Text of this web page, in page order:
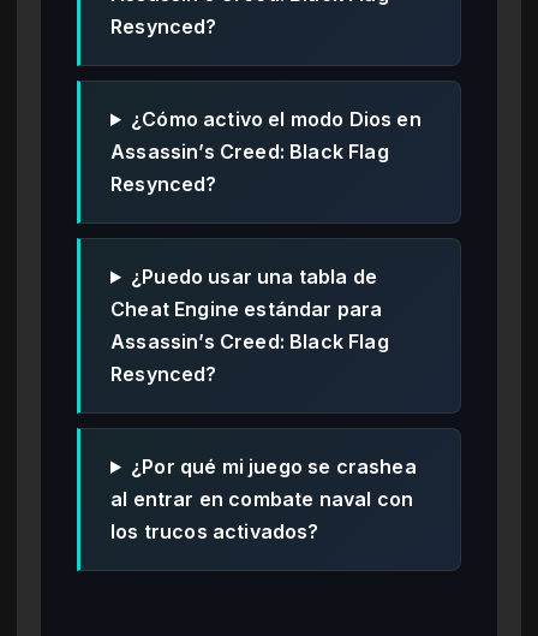
Resynced?
¿Cómo activo el modo Dios en
Assassin’s Creed: Black Flag
Resynced?
¿Puedo usar una tabla de
Cheat Engine estándar para
Assassin’s Creed: Black Flag
Resynced?
¿Por qué mi juego se crashea
al entrar en combate naval con
los trucos activados?